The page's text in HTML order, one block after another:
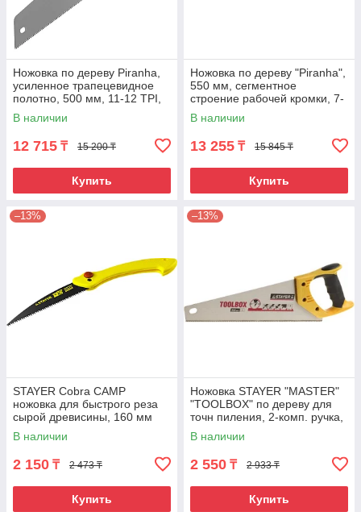
Ножовка по дереву Piranha,
усиленное трапецевидное
полотно, 500 мм, 11-12 TPI,
зуб3D, каленый зуб,
В наличии
12 715 ₸ 15 200 ₸
Купить
Ножовка по дереву "Piranha",
550 мм, сегментное
строение рабочей кромки, 7-
8 TPI, зуб-3D,
двухкомпонентная
В наличии
13 255 ₸ 15 845 ₸
Купить
–13%
STAYER Cobra CAMP
ножовка для быстрого реза
сырой древисины, 160 мм
В наличии
2 150 ₸ 2 473 ₸
Купить
–13%
Ножовка STAYER "MASTER"
"TOOLBOX" по дереву для
точн пиления, 2-комп. ручка,
шаг зуба-2.5мм, L-350мм
В наличии
2 550 ₸ 2 933 ₸
Купить